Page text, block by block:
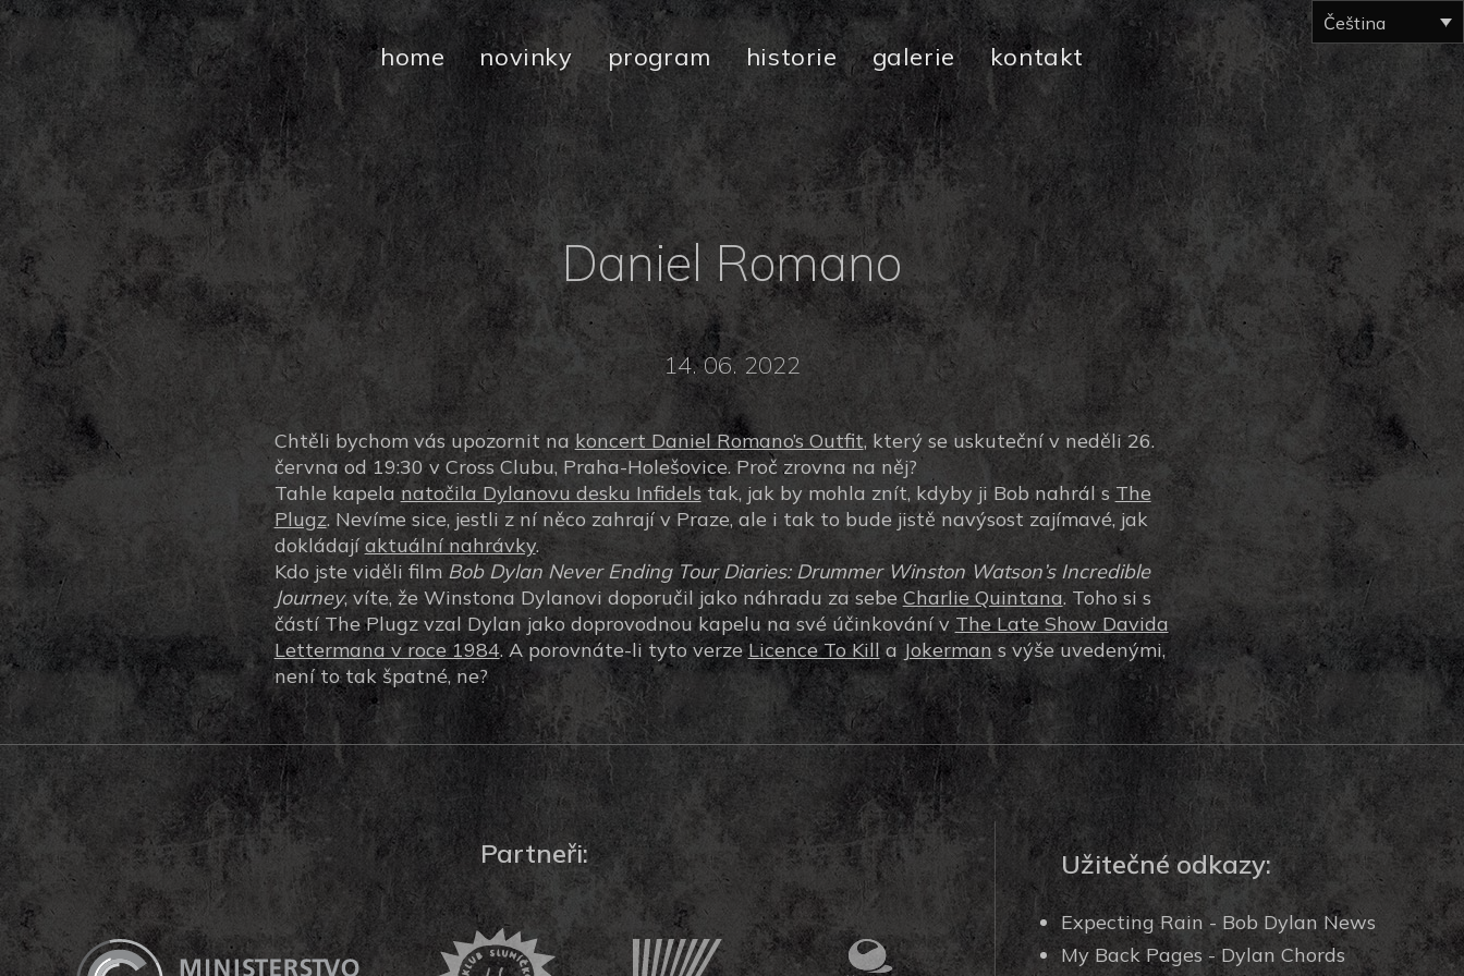
home novinky program historie galerie kontakt
Čeština
Daniel Romano
14. 06. 2022
Chtěli bychom vás upozornit na koncert Daniel Romano’s Outfit, který se uskuteční v neděli 26.
června od 19:30 v Cross Clubu, Praha-Holešovice. Proč zrovna na něj?
Tahle kapelanatočila Dylanovu desku Infidelstak, jak by mohla znít, kdyby ji Bob nahrál sThe
Plugz. Nevíme sice, jestli z ní něco zahrají v Praze, ale i tak to bude jistě navýsost zajímavé, jak
dokládajíaktuální nahrávky.
Kdo jste viděli film Bob Dylan Never Ending Tour Diaries: Drummer Winston Watson’s Incredible
Journey, víte, že Winstona Dylanovi doporučil jako náhradu za sebeCharlie Quintana. Toho si s
částí The Plugz vzal Dylan jako doprovodnou kapelu na své účinkování v The Late Show Davida
Lettermana v roce 1984. A porovnáte-li tyto verzeLicence To Killa Jokermans výše uvedenými,
není to tak špatné, ne?
Partneři: Užitečné odkazy:
Expecting Rain - Bob Dylan News
My Back Pages - Dylan Chords